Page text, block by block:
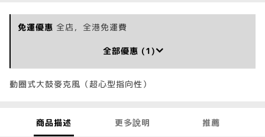
免運優惠 全店，全港免運費
全部優惠 (1)
動圈式大鼓麥克風（超心型指向性）
商品描述 更多說明 推薦